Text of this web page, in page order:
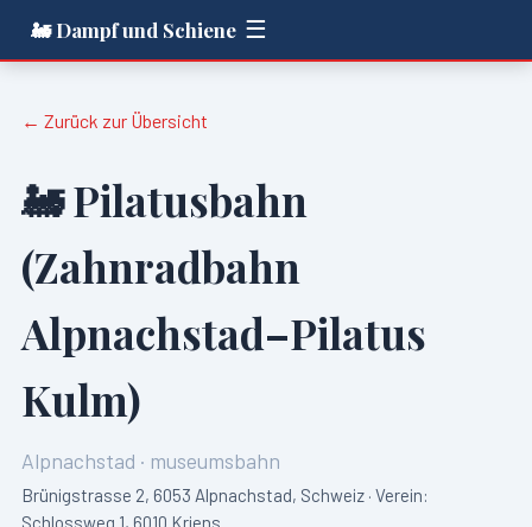
🚂 Dampf und Schiene ☰
← Zurück zur Übersicht
🚂 Pilatusbahn
(Zahnradbahn
Alpnachstad–Pilatus
Kulm)
Alpnachstad · museumsbahn
Brünigstrasse 2, 6053 Alpnachstad, Schweiz · Verein:
Schlossweg 1, 6010 Kriens